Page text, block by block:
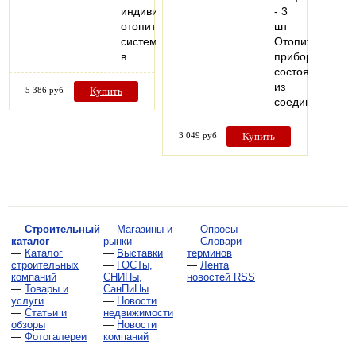
индивидуальных
отопительных
системах
в…
5 386 руб Купить
- 3
шт
Отопительный
прибор,
состоящий
из
соединенных…
3 049 руб Купить
— Строительный
каталог
— Каталог
строительных
компаний
— Товары и
услуги
— Статьи и
обзоры
— Фотогалереи
— Магазины и
рынки
— Выставки
— ГОСТы,
СНИПы,
СанПиНы
— Новости
недвижимости
— Новости
компаний
— Опросы
— Словари
терминов
— Лента
новостей RSS